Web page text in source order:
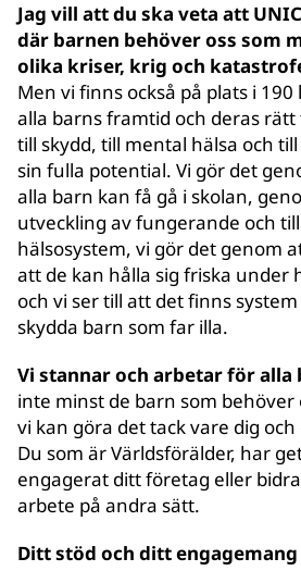
Jag vill att du ska veta att
där barnen behöver oss som
olika kriser, krig och
Men vi finns också på plats i
alla barns framtid och deras
till skydd, till mental hälsa och
sin fulla potential. Vi gör det
alla barn kan få gå i skolan,
utveckling av fungerande och
hälsosystem, vi gör det genom
att de kan hålla sig friska under
och vi ser till att det finns
skydda barn som far illa.
Vi stannar och arbetar för alla
inte minst de barn som behöver
vi kan göra det tack vare dig
Du som är Världsförälder, har
engagerat ditt företag eller
arbete på andra sätt.
Ditt stöd och ditt